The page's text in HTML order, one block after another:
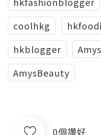
coolhkg
hkblogger
AmysBeauty
0個讚好